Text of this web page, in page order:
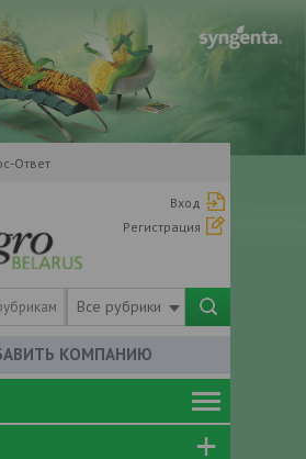
Ответ
Вход
Регистрация
Все рубрики
КОМПАНИЮ